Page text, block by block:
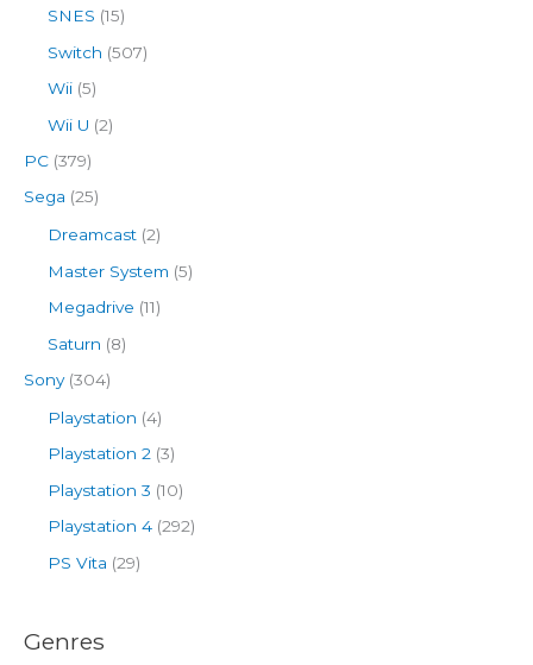
SNES (15)
Switch (507)
Wii (5)
Wii U (2)
PC (379)
Sega (25)
Dreamcast (2)
Master System (5)
Megadrive (11)
Saturn (8)
Sony(304)
Playstation (4)
Playstation 2 (3)
Playstation 3 (10)
Playstation 4 (292)
PS Vita (29)
Genres